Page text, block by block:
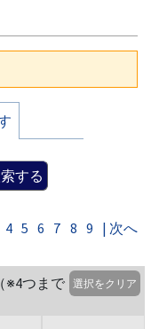
する
4 5 6 7 8 9 | 次へ
※4つまで
選択をクリア